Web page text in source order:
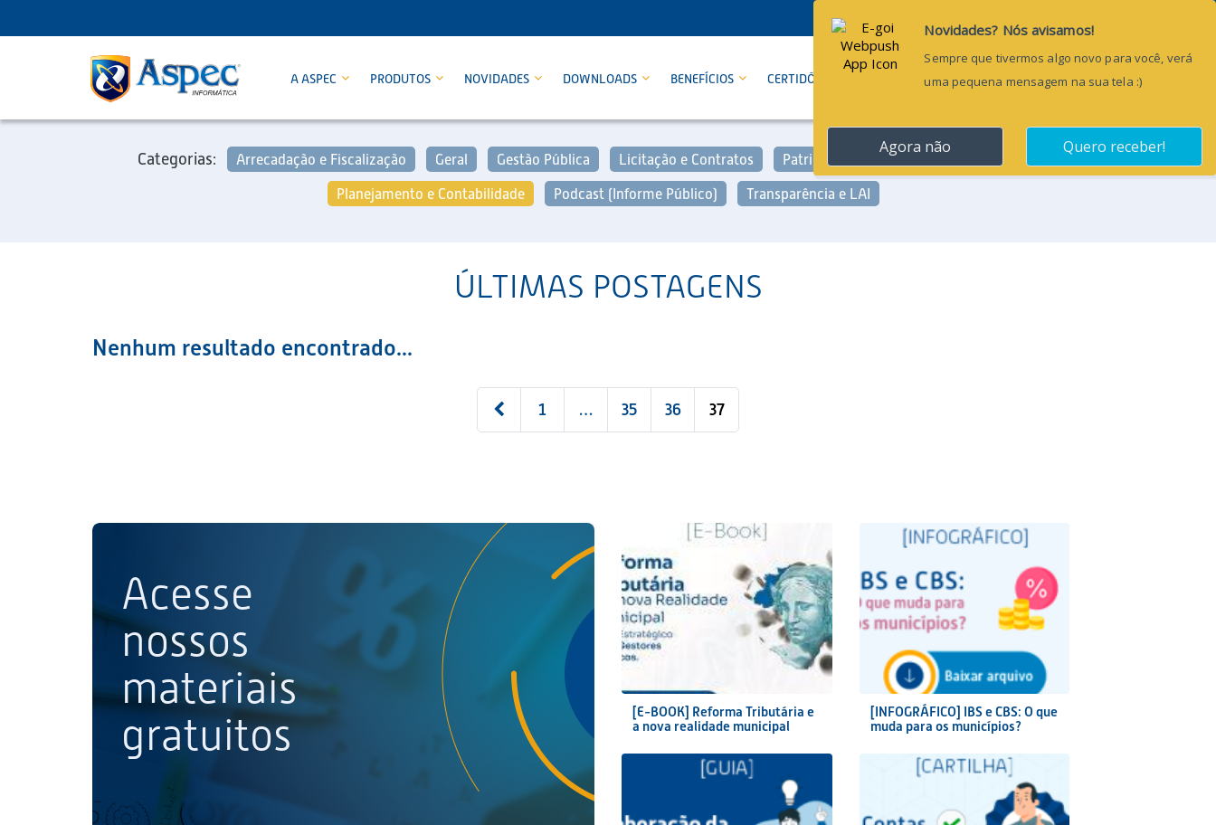
A ASPEC PRODUTOS NOVIDADES DOWNLOADS BENEFÍCIOS CERTIDÕES CONTATO Pesquisar...
Categorias: Arrecadação e Fiscalização Geral Gestão Pública Licitação e Contratos Patrimônio e Almoxarifado
Pessoal e RH
Planejamento e Contabilidade
Podcast (Informe Público) Transparência e LAI
ÚLTIMAS POSTAGENS
Nenhum resultado encontrado...
1 … 35 36 37
Acesse
nossos
materiais
gratuitos
[E-BOOK] Reforma Tributária e
a nova realidade municipal
[INFOGRÁFICO] IBS e CBS: O que
muda para os municípios?